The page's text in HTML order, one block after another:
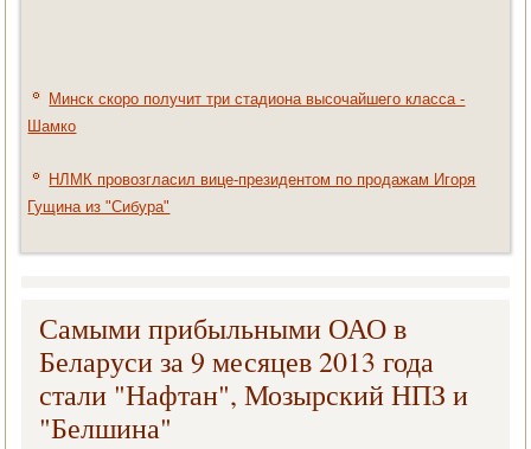
Минск скоро получит три стадиона высочайшего класса -
Шамко
НЛМК провозгласил вице-президентом по продажам Игоря
Гущина из "Сибура"
Самыми прибыльными ОАО в
Беларуси за 9 месяцев 2013 года
стали "Нафтан", Мозырский НПЗ и
"Белшина"